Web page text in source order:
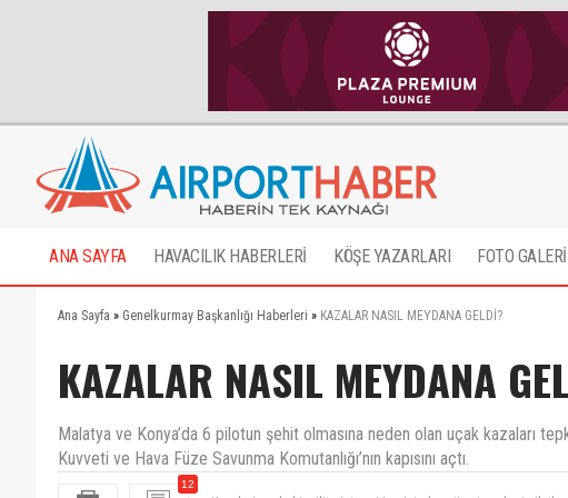
ANA SAYFA HAVACILIK HABERLERİ KÖŞE YAZARLARI FOTO GALERİ
Ana Sayfa » Genelkurmay Başkanlığı Haberleri » KAZALAR NASIL MEYDANA GELDİ?
KAZALAR NASIL MEYDANA
Malatya ve Konya’da 6 pilotun şehit olmasına neden olan uçak kazaları
Kuvveti ve Hava Füze Savunma Komutanlığı’nın kapısını açtı.
12